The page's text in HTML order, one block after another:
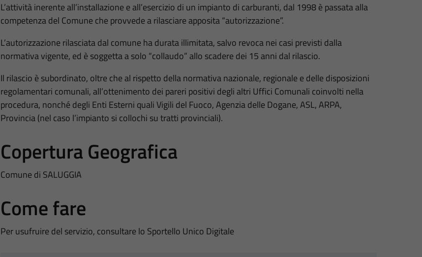
L’attività inerente all’installazione e all’esercizio di un impianto di carburanti, dal 1998 è passata alla
competenza del Comune che provvede a rilasciare apposita “autorizzazione”.
L’autorizzazione rilasciata dal comune ha durata illimitata, salvo revoca nei casi previsti dalla
normativa vigente, ed è soggetta a solo “collaudo” allo scadere dei 15 anni dal rilascio.
Il rilascio è subordinato, oltre che al rispetto della normativa nazionale, regionale e delle disposizioni
regolamentari comunali, all’ottenimento dei pareri positivi degli altri Uffici Comunali coinvolti nella
procedura, nonché degli Enti Esterni quali Vigili del Fuoco, Agenzia delle Dogane, ASL, ARPA,
Provincia (nel caso l’impianto si collochi su tratti provinciali).
Copertura Geografica
Comune di SALUGGIA
Come fare
Per usufruire del servizio, consultare lo Sportello Unico Digitale